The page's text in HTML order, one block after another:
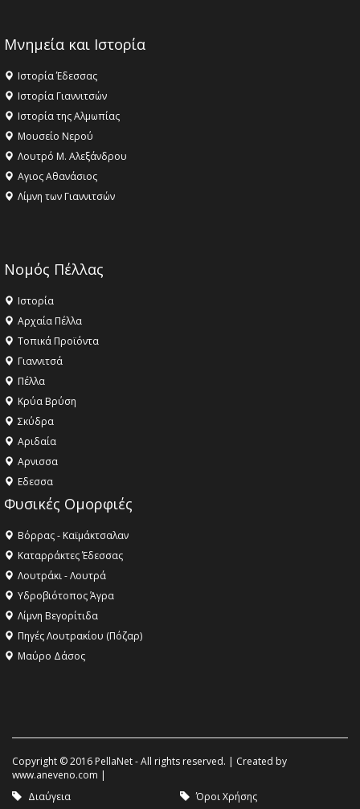
Μνημεία και Ιστορία
Ιστορία Έδεσσας
Ιστορία Γιαννιτσών
Ιστορία της Αλμωπίας
Μουσείο Νερού
Λουτρό Μ. Αλεξάνδρου
Αγιος Αθανάσιος
Λίμνη των Γιαννιτσών
Νομός Πέλλας
Ιστορία
Αρχαία Πέλλα
Τοπικά Προϊόντα
Γιαννιτσά
Πέλλα
Κρύα Βρύση
Σκύδρα
Αριδαία
Aρνισσα
Eδεσσα
Φυσικές Ομορφιές
Βόρρας - Καϊμάκτσαλαν
Καταρράκτες Έδεσσας
Λουτράκι - Λουτρά
Υδροβιότοπος Άγρα
Λίμνη Βεγορίτιδα
Πηγές Λουτρακίου (Πόζαρ)
Μαύρο Δάσος
Copyright © 2016 PellaNet - All rights reserved. | Created by
www.aneveno.com |
Διαύγεια
Όροι Χρήσης